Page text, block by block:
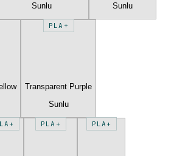
Sunlu
Sunlu
PLA+
Transparent Purple
Sunlu
PLA+ PLA+